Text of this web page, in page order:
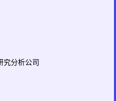
究分析公司